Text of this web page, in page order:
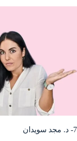
7- د. مجد سويدان